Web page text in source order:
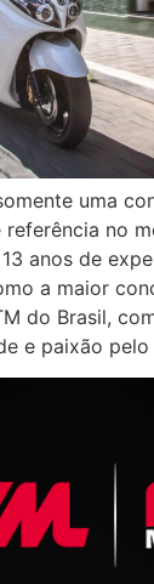
uma
no
anos de
a maior
do Brasil,
e paixão